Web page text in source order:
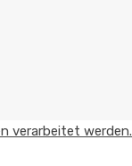
verarbeitet werden.